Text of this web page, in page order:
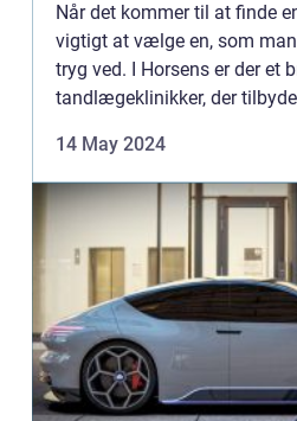
Når det kommer til at finde
vigtigt at vælge en, som
tryg ved. I Horsens er der et
tandlægeklinikker, der
hvad s...
14 May 2024